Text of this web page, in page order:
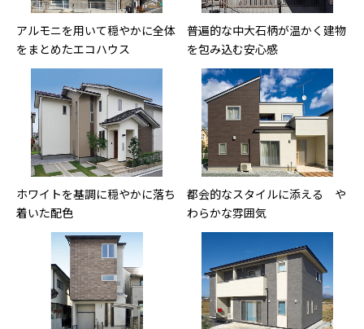
アルモニを用いて穏やかに全体
をまとめたエコハウス
普遍的な中大石柄が温かく建物
を包み込む安心感
ホワイトを基調に穏やかに落ち
着いた配色
都会的なスタイルに添える や
わらかな雰囲気